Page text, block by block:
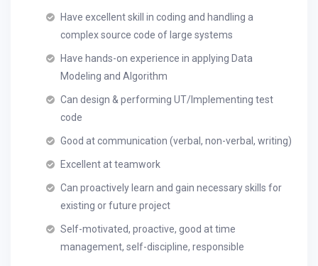
Have excellent skill in coding and handling a
complex source code of large systems
Have hands-on experience in applying Data
Modeling and Algorithm
Can design & performing UT/Implementing test
code
Good at communication (verbal, non-verbal, writing)
Excellent at teamwork
Can proactively learn and gain necessary skills for
existing or future project
Self-motivated, proactive, good at time
management, self-discipline, responsible